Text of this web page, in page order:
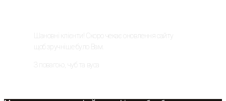
Шановні клієнти! Скоро чекає оновлення сайту
щоб зручніше було Вам.
З повагою, чуб та вуса